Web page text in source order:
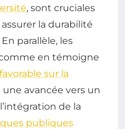
, sont cruciales
la durabilité
parallèle, les
en témoigne
sur la
avancée vers un
de la
publiques